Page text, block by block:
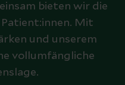
bieten wir die
Mit
und unserem
vollumfängliche